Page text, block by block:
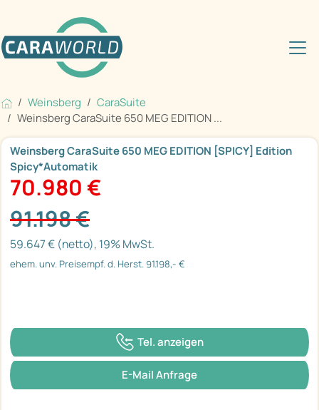
Weinsberg
CaraSuite
Weinsberg CaraSuite 650 MEG EDITION ...
Weinsberg CaraSuite 650 MEG EDITION [SPICY] Edition
Spicy*Automatik
70.980 €
91.198 €
59.647 € (netto), 19% MwSt.
ehem. unv. Preisempf. d. Herst. 91.198,- €
Tel. anzeigen
E-Mail Anfrage